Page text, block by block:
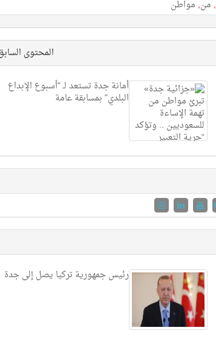
, من, مواطن
المحتوى
أمانة جدة تستعد لـ "أسبوع الإبداع
البلدي" بمسابقة عامة
رئيس جمهورية تركيا يصل إلى جدة